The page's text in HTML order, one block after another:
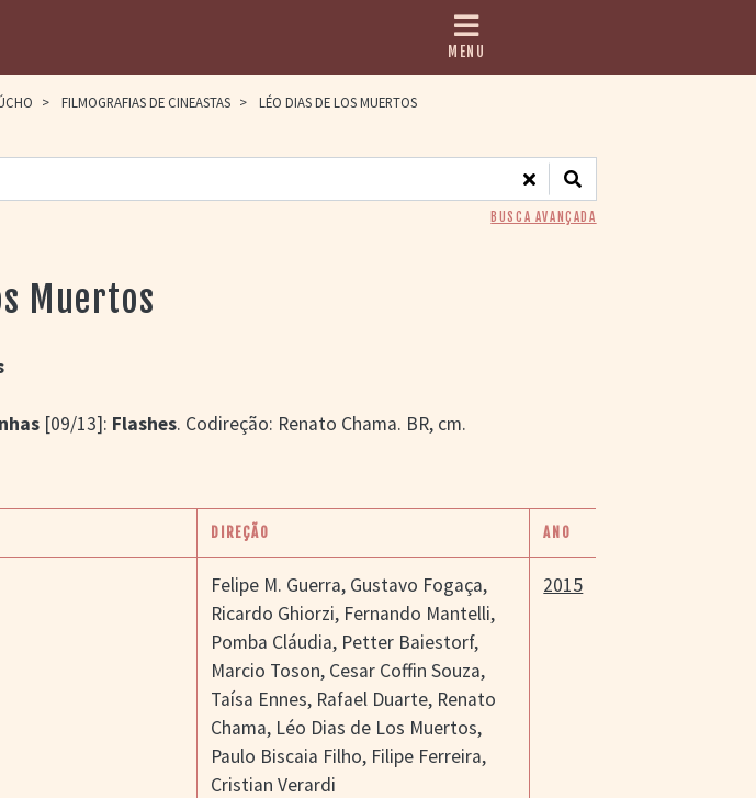
MENU
> FILMOGRAFIAS DE CINEASTAS > LÉO DIAS DE LOS MUERTOS
BUSCA AVANÇADA
Muertos
[09/13]: Flashes. Codireção: Renato Chama. BR, cm.
DIREÇÃO ANO
Felipe M. Guerra, Gustavo Fogaça,
Ricardo Ghiorzi, Fernando Mantelli,
Pomba Cláudia, Petter Baiestorf,
Marcio Toson, Cesar Coffin Souza,
Taísa Ennes, Rafael Duarte, Renato
Chama, Léo Dias de Los Muertos,
Paulo Biscaia Filho, Filipe Ferreira,
Cristian Verardi
2015